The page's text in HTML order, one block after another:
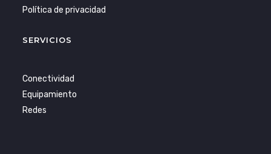
Política de privacidad
SERVICIOS
Conectividad
Equipamiento
Redes